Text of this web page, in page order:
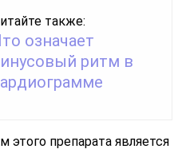
также:
означает
ритм в
препарата является